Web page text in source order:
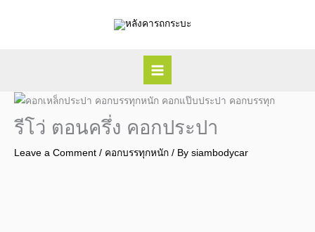
รีโว่ ตอนครึ่ง คอกประปา
Leave a Comment / คอกบรรทุกหนัก / By siambodycar